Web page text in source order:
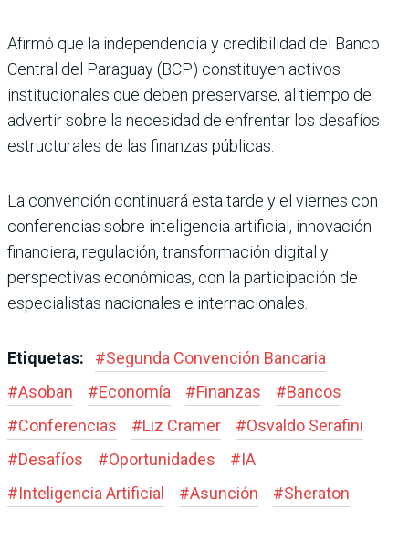
Afirmó que la independencia y credibilidad del Banco
Central del Paraguay (BCP) constituyen activos
institucionales que deben preservarse, al tiempo de
advertir sobre la necesidad de enfrentar los desafíos
estructurales de las finanzas públicas.
La convención continuará esta tarde y el viernes con
conferencias sobre inteligencia artificial, innovación
financiera, regulación, transformación digital y
perspectivas económicas, con la participación de
especialistas nacionales e internacionales.
Etiquetas: #Segunda Convención Bancaria
#Asoban #Economía #Finanzas #Bancos
#Conferencias #Liz Cramer #Osvaldo Serafini
#Desafíos #Oportunidades #IA
#Inteligencia Artificial #Asunción #Sheraton